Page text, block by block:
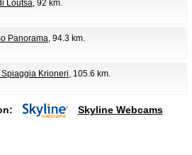
Loutsa , 92 km.
Panorama , 94.3 km.
Krioneri , 105.6 km.
Skyline Webcams